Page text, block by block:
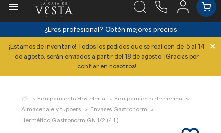

¿Eres profesional? Obtén mejores precios
¡Estamos de inventario! Todos los pedidos que se realicen del 5 al 14
de agosto, serán enviados a partir del 18 de agosto. ¡Gracias por
confiar en nosotros!
×
Equipamiento Hostelería
Equipamiento de cocina
Almacenaje y tuppers
Envases Gastronorm
Hermético Gastronorm GN 1/2 (4 L)